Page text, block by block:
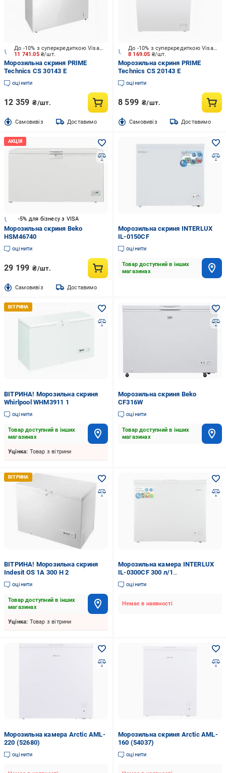
11 741.05 ₴/шт.
До -10% з суперкредиткою Visa Вигода
Морозильна скриня PRIME
Technics CS 30143 Е
оцінити
12 359 ₴/шт.
Cамовивіз Доставимо
8 169.05 ₴/шт.
До -10% з суперкредиткою Visa Вигода
Морозильна скриня PRIME
Technics CS 20143 E
оцінити
8 599 ₴/шт.
Cамовивіз Доставимо
-5% для бізнесу з VISA
Морозильна скриня Beko
HSM46740
оцінити
29 199 ₴/шт.
Cамовивіз Доставимо
Морозильна скриня INTERLUX
IL-0150CF
оцінити
Товар доступний в інших
магазинах
ВІТРИНА! Морозильна скриня
Whirlpool WHM3911 1
оцінити
Товар доступний в інших
магазинах
Уцінка: Товар з вітрини
Морозильна скриня Beko
CF316W
оцінити
Товар доступний в інших
магазинах
ВІТРИНА! Морозильна скриня
Indesit OS 1A 300 H 2
оцінити
Товар доступний в інших
магазинах
Уцінка: Товар з вітрини
Морозильна камера INTERLUX
IL-0300CF 300 л/1
корзина/854х616х1089 мм Білий
(optk_80769)
оцінити
Немає в наявності
Морозильна камера Arctic AML-
220 (52680)
оцінити
Морозильна скриня Arctic AML-
160 (54037)
оцінити